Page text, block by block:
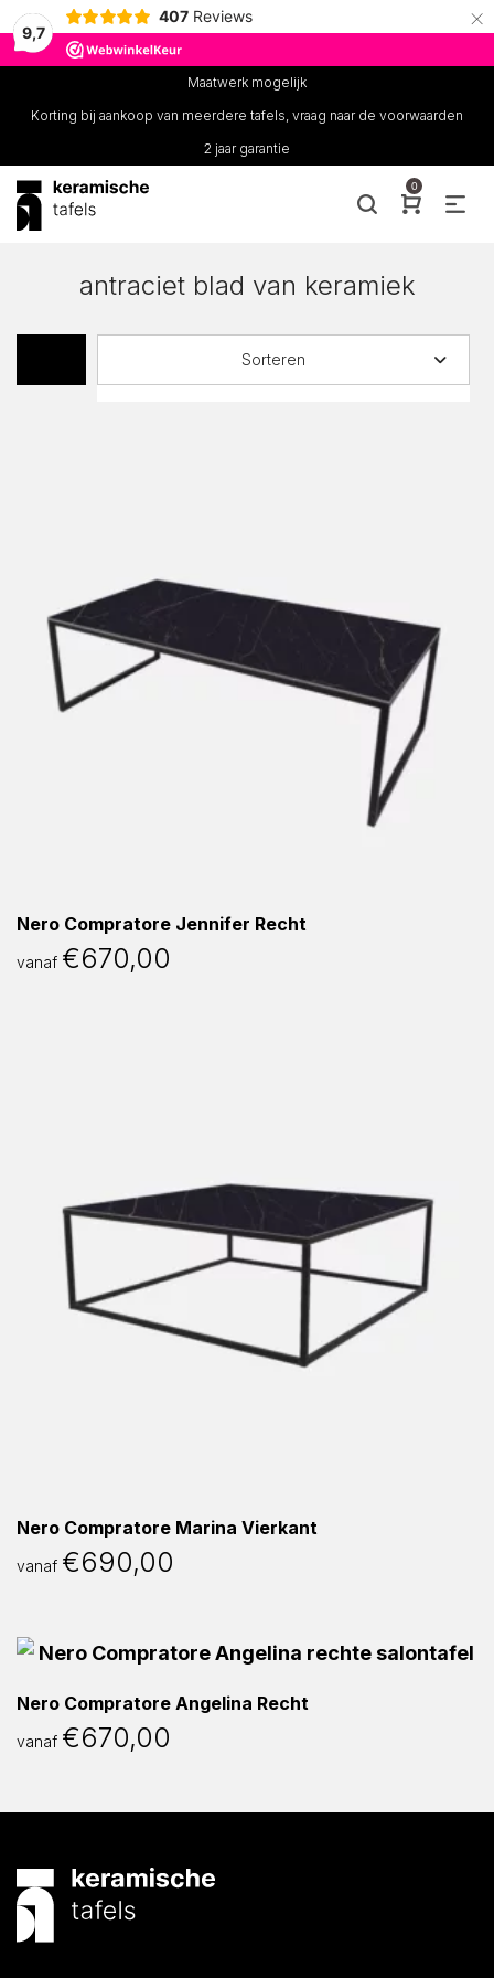
9,7
407 Reviews ×
Maatwerk mogelijk
Korting bij aankoop van meerdere tafels, vraag naar de voorwaarden
2 jaar garantie
0
antraciet blad van keramiek
Sorteren
Nero Compratore Jennifer Recht
vanaf €670,00
Nero Compratore Marina Vierkant
vanaf €690,00
Nero Compratore Angelina Recht
vanaf €670,00